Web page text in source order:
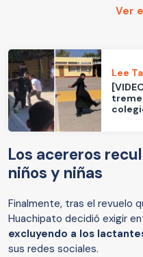
Ver
Lee
Los acereros
niños y niñas
Finalmente, tras el revuelo
Huachipato decidió exigir
excluyendo a los
sus redes sociales.